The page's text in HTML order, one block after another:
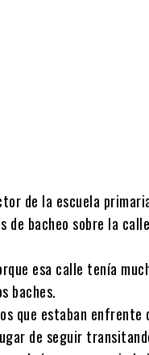
de la escuela
de bacheo sobre la
esa calle tenía
baches.
que estaban
de seguir